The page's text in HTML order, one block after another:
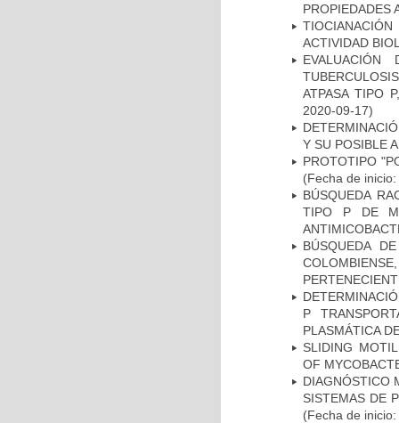
PROPIEDADES
ACTIVIDAD
ATPASA TIPO
2020-09-17)
Y SU POSIBLE
PROTOTIPO
(Fecha de
BÚSQUEDA
TIPO P DE
BÚSQUEDA
P
PLASMÁTICA
SLIDING
OF
DIAGNÓSTICO
SISTEMAS DE
(Fecha de